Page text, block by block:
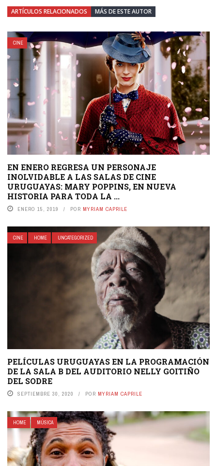
ARTÍCULOS RELACIONADOS MÁS DE ESTE AUTOR
CINE
EN ENERO REGRESA UN PERSONAJE
INOLVIDABLE A LAS SALAS DE CINE
URUGUAYAS: MARY POPPINS, EN NUEVA
HISTORIA PARA TODA LA ...
ENERO 15, 2019 POR MYRIAM CAPRILE
CINE HOME UNCATEGORIZED
PELÍCULAS URUGUAYAS EN LA PROGRAMACIÓN
DE LA SALA B DEL AUDITORIO NELLY GOITIÑO
DEL SODRE
SEPTIEMBRE 30, 2020 POR MYRIAM CAPRILE
HOME MÚSICA